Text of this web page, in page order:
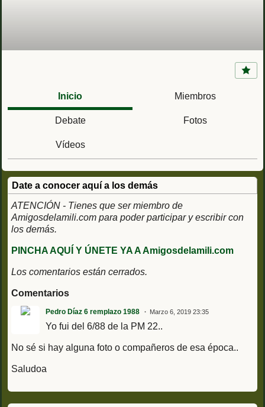
Acuartelamiento de la Borbolla (Sevilla)
Compañías 21 y 22 de Policía Militar
Inicio Miembros
Debate Fotos
Vídeos
Date a conocer aquí a los demás
ATENCIÓN - Tienes que ser miembro de
Amigosdelamili.com para poder participar y escribir con
los demás.
PINCHA AQUÍ Y ÚNETE YA A Amigosdelamili.com
Los comentarios están cerrados.
Comentarios
Pedro Díaz 6 remplazo 1988 Marzo 6, 2019 23:35
Yo fui del 6/88 de la PM 22..
No sé si hay alguna foto o compañeros de esa época..
Saludoa